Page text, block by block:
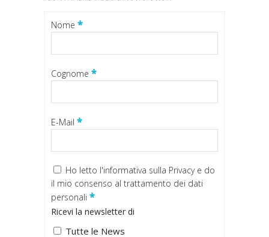
Nome *
Cognome *
E-Mail *
Ho letto l'informativa sulla Privacy e do
il mio consenso al trattamento dei dati
personali *
Ricevi la newsletter di
Tutte le News